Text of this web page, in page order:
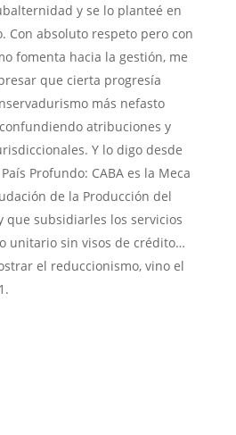
y se lo planteé en
Con absoluto respeto pero con
fomenta hacia la gestión, me
que cierta progresía
más nefasto
atribuciones y
Y lo digo desde
Profundo: CABA es la Meca
de la Producción del
que subsidiarles los servicios
unitario sin visos de crédito…
el reduccionismo, vino el